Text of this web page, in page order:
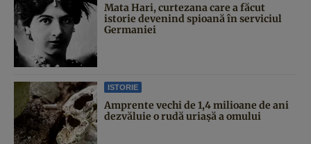
Mata Hari, curtezana care a făcut
istorie devenind spioană în serviciul
Germaniei
ISTORIE
Amprente vechi de 1,4 milioane de ani
dezvăluie o rudă uriașă a omului